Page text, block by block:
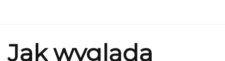
Jak wygląda